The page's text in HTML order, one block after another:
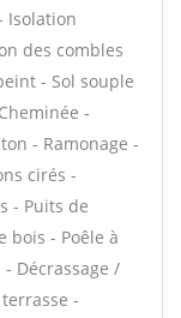
Isolation
des combles
- Sol souple
-
- Ramonage -
cirés -
- Puits de
bois - Poêle à
Décrassage /
-